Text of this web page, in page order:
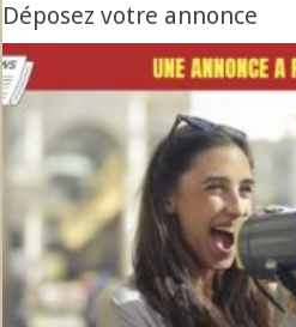
Déposez votre annonce